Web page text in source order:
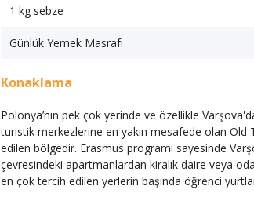
1 kg sebze
Günlük Yemek Masrafı
Konaklama
Polonya’nın pek çok yerinde ve özellikle
turistik merkezlerine en yakın mesafede olan
edilen bölgedir. Erasmus programı sayesinde
çevresindeki apartmanlardan kiralık daire veya
en çok tercih edilen yerlerin başında öğrenci